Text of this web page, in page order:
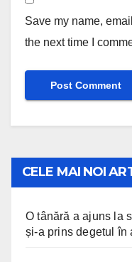
Save my name,
the next time I
CELE MAI NOI
O tânără a ajuns la
și-a prins degetul în